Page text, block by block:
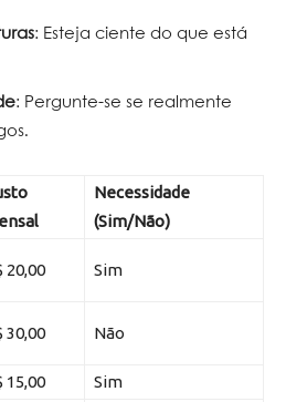
: Esteja ciente do que está
: Pergunte-se se realmente
Necessidade
(Sim/Não)
20,00 Sim
30,00 Não
15,00
Sim